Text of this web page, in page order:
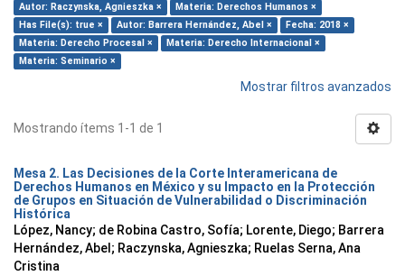
Autor: Raczynska, Agnieszka ×
Materia: Derechos Humanos ×
Has File(s): true ×
Autor: Barrera Hernández, Abel ×
Fecha: 2018 ×
Materia: Derecho Procesal ×
Materia: Derecho Internacional ×
Materia: Seminario ×
Mostrar filtros avanzados
Mostrando ítems 1-1 de 1
Mesa 2. Las Decisiones de la Corte Interamericana de
Derechos Humanos en México y su Impacto en la Protección
de Grupos en Situación de Vulnerabilidad o Discriminación
Histórica
López, Nancy; de Robina Castro, Sofía; Lorente, Diego; Barrera
Hernández, Abel ; Raczynska, Agnieszka; Ruelas Serna, Ana
Cristina